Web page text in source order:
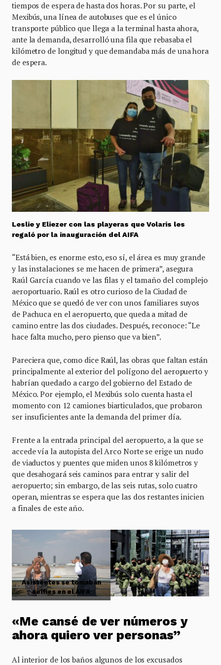
tiempos de espera de hasta dos horas. Por su parte, el
Mexibús, una línea de autobuses que es el único
transporte público que llega a la terminal hasta ahora,
ante la demanda, desarrolló una fila que rebasaba el
kilómetro de longitud y que demandaba más de una hora
de espera.
Leslie y Eliezer con las playeras que Volaris les
regaló por la inauguración del AIFA
“Está bien, es enorme esto, eso sí, el área es muy grande
y las instalaciones se me hacen de primera”, asegura
Raúl García cuando ve las filas y el tamaño del complejo
aeroportuario. Raúl es otro curioso de la Ciudad de
México que se quedó de ver con unos familiares suyos
de Pachuca en el aeropuerto, que queda a mitad de
camino entre las dos ciudades. Después, reconoce: “Le
hace falta mucho, pero pienso que va bien”.
Pareciera que, como dice Raúl, las obras que faltan están
principalmente al exterior del polígono del aeropuerto y
habrían quedado a cargo del gobierno del Estado de
México. Por ejemplo, el Mexibús solo cuenta hasta el
momento con 12 camiones biarticulados, que probaron
ser insuficientes ante la demanda del primer día.
Frente a la entrada principal del aeropuerto, a la que se
accede vía la autopista del Arco Norte se erige un nudo
de viaductos y puentes que miden unos 8 kilómetros y
que desahogará seis caminos para entrar y salir del
aeropuerto; sin embargo, de las seis rutas, solo cuatro
operan, mientras se espera que las dos restantes inicien
a finales de este año.
Asistentes se tomaban
selfies en el AIFA
«Me cansé de ver números y
ahora quiero ver personas”
Al interior de los baños algunos de los excusados